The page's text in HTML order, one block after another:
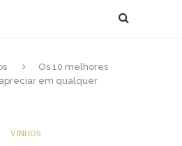
Os 10 melhores
em qualquer
VINHOS